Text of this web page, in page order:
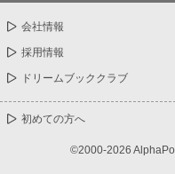
会社情報
採用情報
ドリームブッククラブ
初めての方へ
©2000-2026